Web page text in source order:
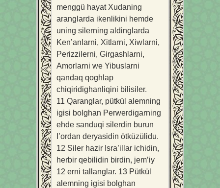
menggü hayat Xudaning
aranglarda ikenlikini hemde
uning silerning aldinglarda
Ken’anlarni, Xitlarni, Xiwlarni,
Perizzilerni, Girgashlarni,
Amorlarni we Yibuslarni
qandaq qoghlap
chiqiridighanliqini bilisiler.
11 Qaranglar, pütkül alemning
igisi bolghan Perwerdigarning
ehde sanduqi silerdin burun
I’ordan deryasidin ötküzülidu.
12 Siler hazir Isra’illar ichidin,
herbir qebilidin birdin, jem’iy
12 erni tallanglar. 13 Pütkül
alemning igisi bolghan